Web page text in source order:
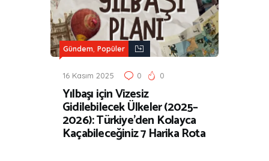
Gündem, Popüler
16 Kasım 2025 0 0
Yılbaşı için Vizesiz
Gidilebilecek Ülkeler (2025–
2026): Türkiye’den Kolayca
Kaçabileceğiniz 7 Harika Rota